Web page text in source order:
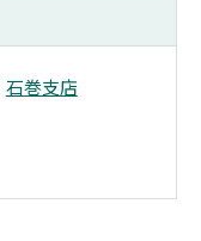
石巻支店